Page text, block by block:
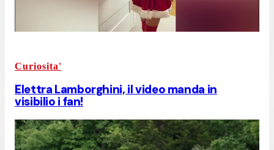
Curiosita'
Elettra Lamborghini, il video manda in
visibilio i fan!